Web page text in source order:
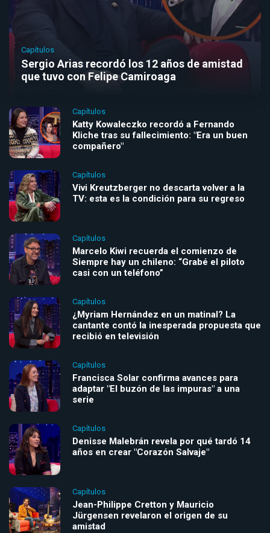
Capítulos
Sergio Arias recordó los 12 años de amistad
que tuvo con Felipe Camiroaga
Capítulos
Katty Kowaleczko recordó a Fernando
Kliche tras su fallecimiento: "Era un buen
compañero"
Capítulos
Vivi Kreutzberger no descarta volver a la
TV: esta es la condición para su regreso
Capítulos
Marcelo Kiwi recuerda el comienzo de
Siempre hay un chileno: “Grabé el piloto
casi con un teléfono”
Capítulos
¿Myriam Hernández en un matinal? La
cantante contó la inesperada propuesta que
recibió en televisión
Capítulos
Francisca Solar confirma avances para
adaptar "El buzón de las impuras" a una
serie
Capítulos
Denisse Malebrán revela por qué tardó 14
años en crear "Corazón Salvaje"
Capítulos
Jean-Philippe Cretton y Mauricio
Jürgensen revelaron el origen de su
amistad